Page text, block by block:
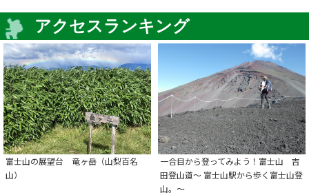
アクセスランキング
富士山の展望台 竜ヶ岳（山梨百名
山）
一合目から登ってみよう！富士山 吉
田登山道～ 富士山駅から歩く富士山登
山。～